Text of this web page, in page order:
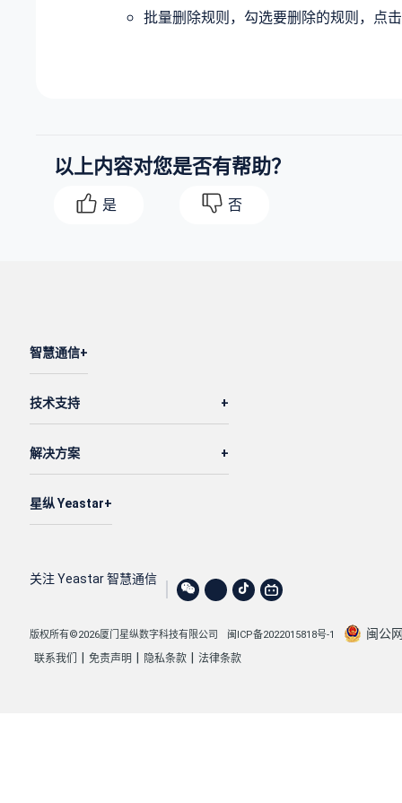
批量删除规则，勾选要删除的规则，点
以上内容对您是否有帮助？
是 否
智慧通信
技术支持
解决方案
星纵 Yeastar
关注 Yeastar 智慧通信
版权所有©2026厦门星纵数字科技有限公司 闽ICP备2022015818号-1 闽公
联系我们 免责声明 隐私条款 法律条款